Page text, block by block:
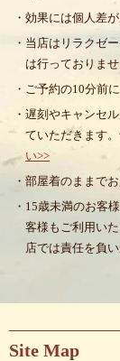
・効果には個人差が
・当店はリラクゼ
は行っておりませ
・ご予約の10分前
・遅刻やキャンセ
ていただきます
い>>
・部屋着のままで
・15歳未満のお客
客様もご利用い
店では責任を負
Site Map